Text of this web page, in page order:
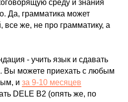
среду и знания
Да, грамматика может
все же, не про грамматику, а
- учить язык и сдавать
. Вы можете приехать с любым
и за 9-10 месяцев
DELE B2 (опять же, по